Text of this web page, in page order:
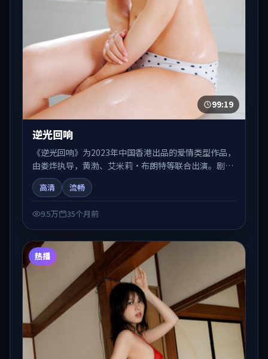
99:19
逆光回响
《逆光回响》为2023年中国香港出品的爱情类型作品，
由娄烨执导，黄渤、艾米莉·布朗特等联合出演。剧情
在人物弧光与节奏推进中展开，兼具叙事张力与视听质
感。适合关注国产在线观看、热播国产剧与院线佳片的
高清 流畅
9.5万 35个月前
热播